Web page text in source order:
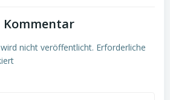
Kommentar
nicht veröffentlicht. Erforderliche